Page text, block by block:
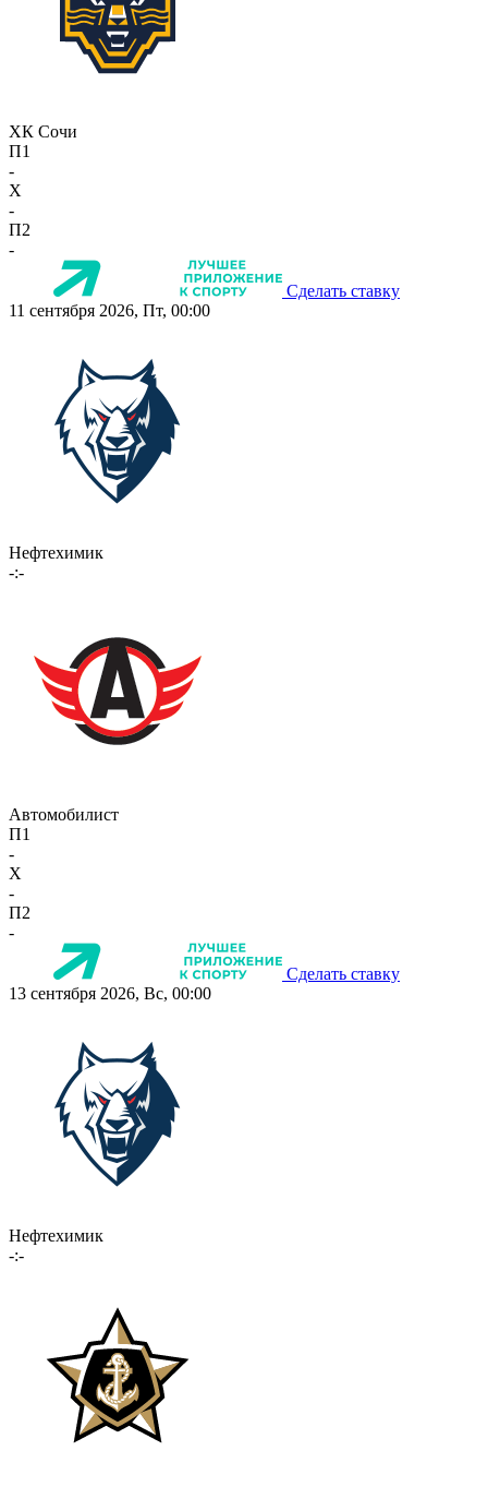
ХК Сочи
П1
-
X
-
П2
-
Сделать ставку
11 сентября 2026, Пт, 00:00
Нефтехимик
-:-
Автомобилист
П1
-
X
-
П2
-
Сделать ставку
13 сентября 2026, Вс, 00:00
Нефтехимик
-:-